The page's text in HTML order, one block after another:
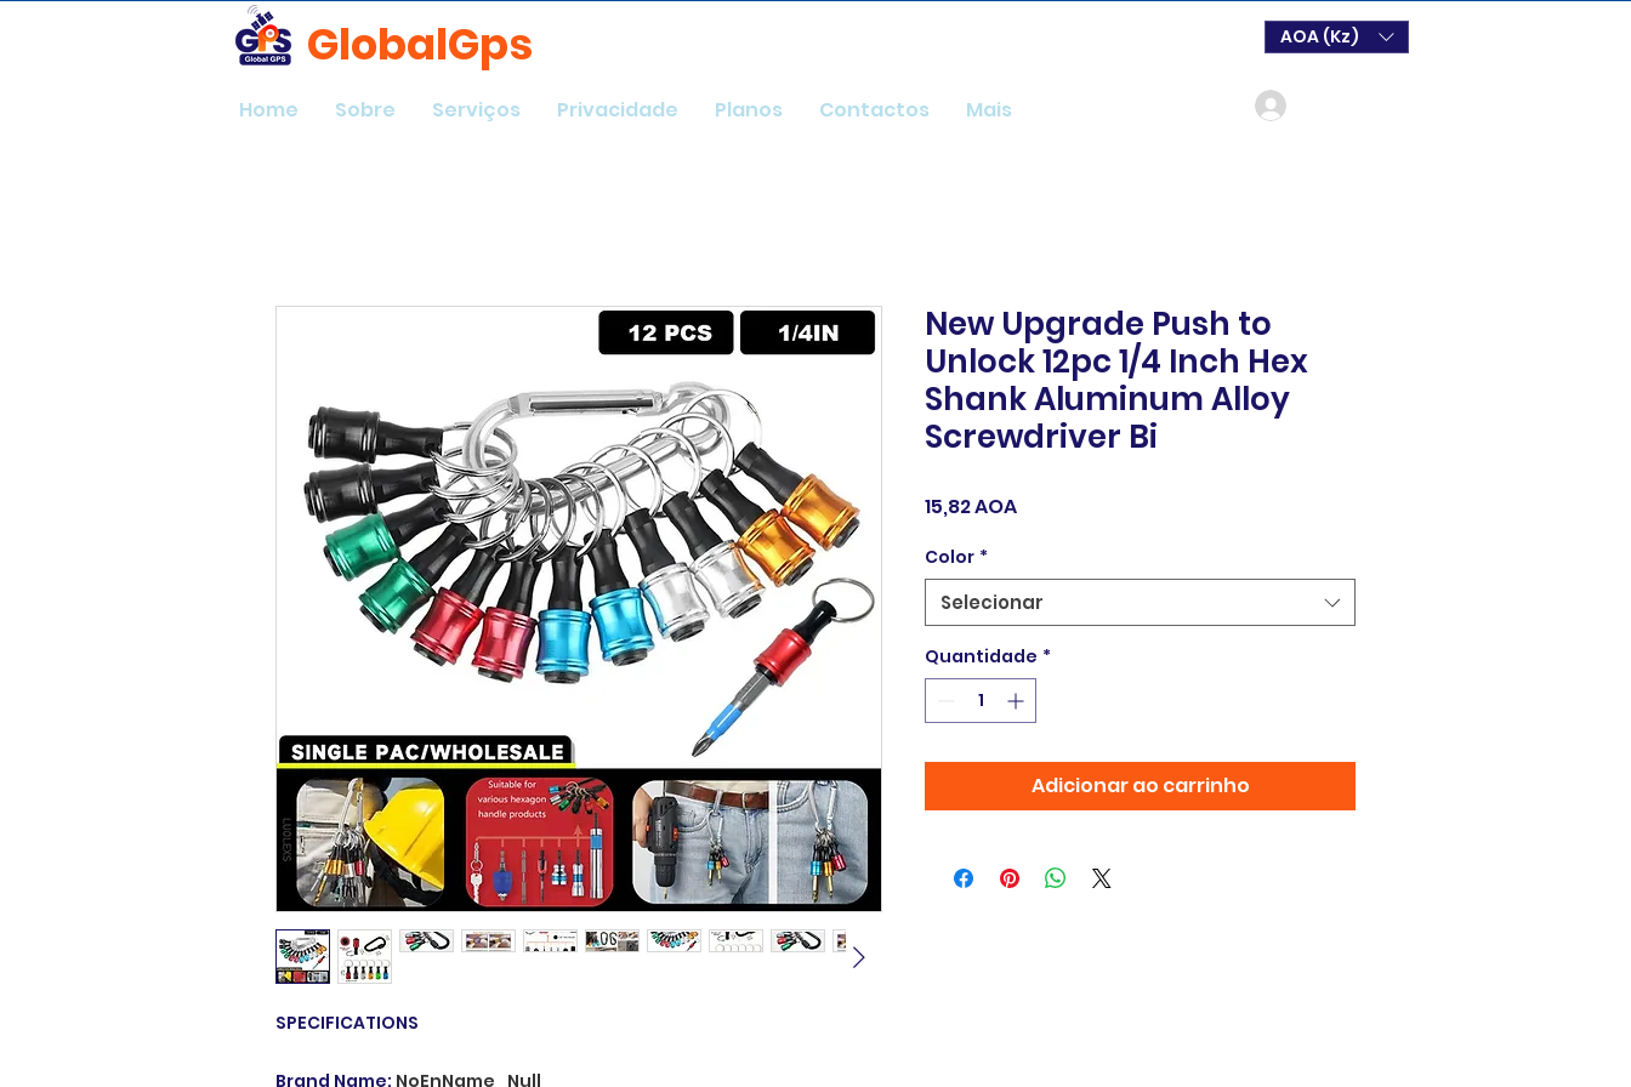
GlobalGps AOA (Kz)
Home Sobre Serviços Privacidade Planos Contactos Mais
SPECIFICATIONS
Brand Name: NoEnName_Null
New Upgrade Push to
Unlock 12pc 1/4 Inch Hex
Shank Aluminum Alloy
Screwdriver Bi
15,82 AOAPreço
Color *
Selecionar
Quantidade *
Adicionar ao carrinho